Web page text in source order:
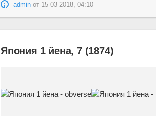
admin от 15-03-2018, 04:10
Япония 1 йена, 7 (1874)